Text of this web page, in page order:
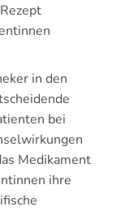
in den
bei
Medikament
ihre